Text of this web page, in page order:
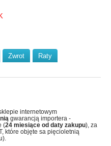
Zwrot
Raty
internetowym
gwarancją importera -
(24 miesiące od daty zakupu), za
które objęte sa pięcioletnią